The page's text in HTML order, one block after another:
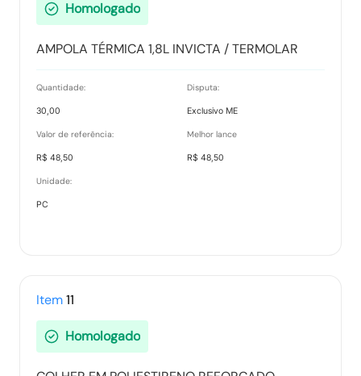
Homologado
AMPOLA TÉRMICA 1,8L INVICTA / TERMOLAR
Quantidade:
30,00
Disputa:
Exclusivo ME
Valor de referência:
R$ 48,50
Melhor lance
R$ 48,50
Unidade:
PC
Item11
Homologado